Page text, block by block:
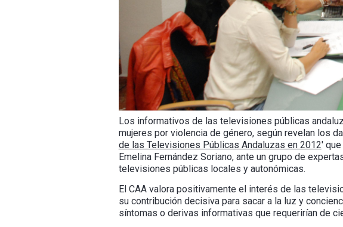
Los informativos de las televisiones públicas
mujeres por violencia de género, según revelan los
de las Televisiones Públicas Andaluzas en 2012'
Emelina Fernández Soriano, ante un grupo de
televisiones públicas locales y autonómicas.
El CAA valora positivamente el interés de las
su contribución decisiva para sacar a la luz y
síntomas o derivas informativas que requerirían de